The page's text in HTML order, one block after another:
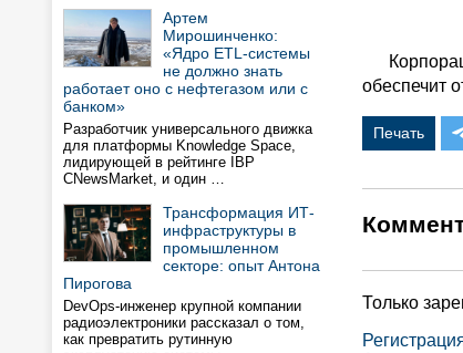
Артем
Мирошинченко:
«Ядро ETL-системы
не должно знать
работает оно с нефтегазом или с
банком»
Разработчик универсального движка
для платформы Knowledge Space,
лидирующей в рейтинге IBP
CNewsMarket, и один …
Трансформация ИТ-
инфраструктуры в
промышленном
секторе: опыт Антона
Пирогова
DevOps-инженер крупной компании
радиоэлектроники рассказал о том,
как превратить рутинную
обеспечит
Печать
Только